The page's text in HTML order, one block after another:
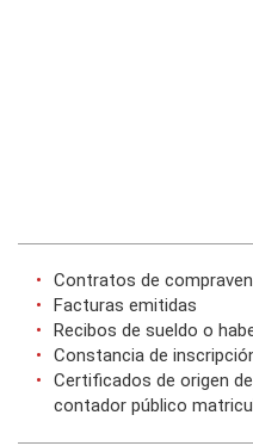
Contratos de
Facturas emitidas
Recibos de sueldo o
Constancia de
Certificados de origen
contador público